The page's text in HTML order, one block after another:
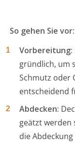
So gehen Sie vor:
Vorbereitung:
gründlich, um
Schmutz oder
entscheidend
Abdecken:
geätzt werden
die